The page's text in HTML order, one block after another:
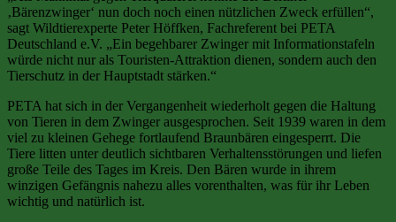
‚Bärenzwinger‘ nun doch noch einen nützlichen Zweck erfüllen“,
sagt Wildtierexperte Peter Höffken, Fachreferent bei PETA
Deutschland e.V. „Ein begehbarer Zwinger mit Informationstafeln
würde nicht nur als Touristen-Attraktion dienen, sondern auch den
Tierschutz in der Hauptstadt stärken.“
PETA hat sich in der Vergangenheit wiederholt gegen die Haltung
von Tieren in dem Zwinger ausgesprochen. Seit 1939 waren in dem
viel zu kleinen Gehege fortlaufend Braunbären eingesperrt. Die
Tiere litten unter deutlich sichtbaren Verhaltensstörungen und liefen
große Teile des Tages im Kreis. Den Bären wurde in ihrem
winzigen Gefängnis nahezu alles vorenthalten, was für ihr Leben
wichtig und natürlich ist.